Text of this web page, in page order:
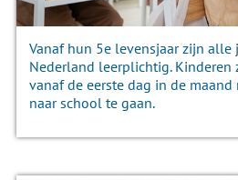
Vanaf hun 5e levensjaar zijn alle
Nederland leerplichtig. Kinderen
vanaf de eerste dag in de
naar school te gaan.